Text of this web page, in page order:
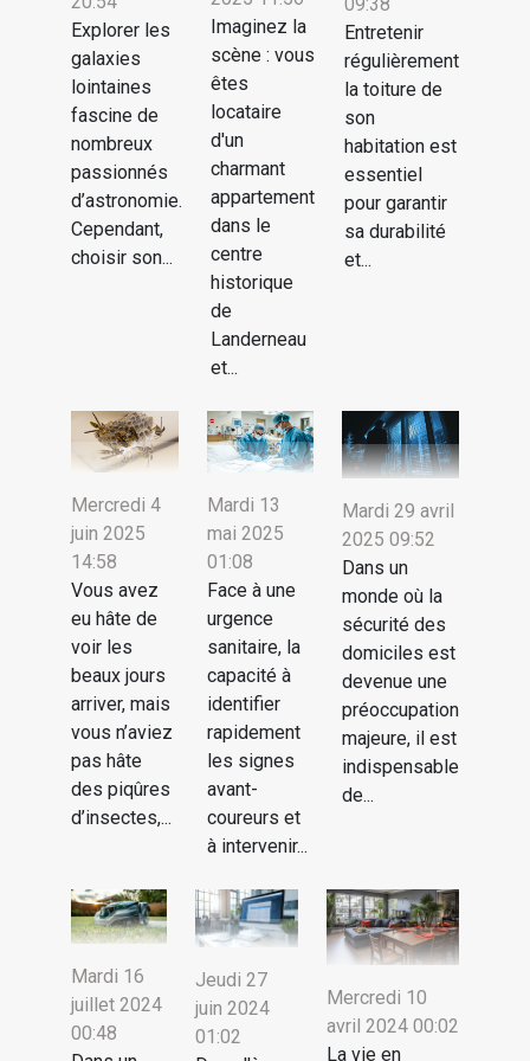
Explorer les
galaxies
lointaines
fascine de
nombreux
passionnés
d’astronomie.
Cependant,
choisir son...
Imaginez la
scène : vous
êtes
locataire
d'un
charmant
appartement
dans le
centre
historique
de
Landerneau
et...
Entretenir
régulièrement
la toiture de
son
habitation est
essentiel
pour garantir
sa durabilité
et...
Mercredi 4
juin 2025
14:58
Vous avez
eu hâte de
voir les
beaux jours
arriver, mais
vous n’aviez
pas hâte
des piqûres
d’insectes,...
Mardi 13
mai 2025
01:08
Face à une
urgence
sanitaire, la
capacité à
identifier
rapidement
les signes
avant-
coureurs et
à intervenir...
Mardi 29 avril
2025 09:52
Dans un
monde où la
sécurité des
domiciles est
devenue une
préoccupation
majeure, il est
indispensable
de...
Mardi 16
juillet 2024
00:48
Jeudi 27
juin 2024
01:02
Mercredi 10
avril 2024 00:02
La vie en